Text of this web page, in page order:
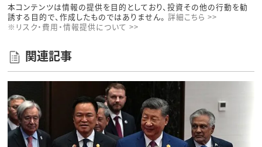
本コンテンツは情報の提供を目的としており、投資その他の行動を勧
誘する目的で、作成したものではありません。 詳細こちら >>
※リスク・費用・情報提供について >>
関連記事